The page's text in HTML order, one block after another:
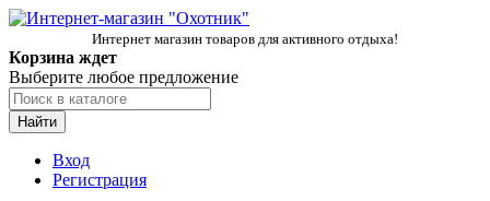
Интернет магазин товаров для активного отдыха!
Корзина ждет
Выберите любое предложение
Найти
Вход
Регистрация